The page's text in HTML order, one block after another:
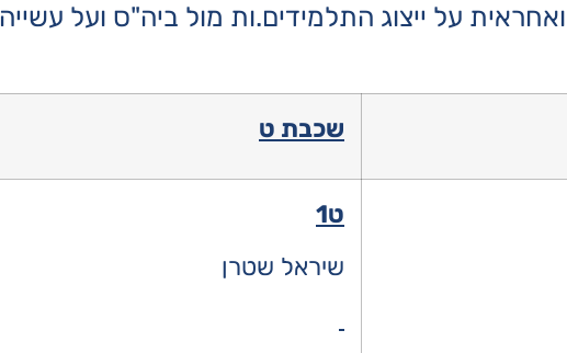
על ייצוג התלמידים.ות מול ביה"ס ועל עשייה
שכבת ט
ט1
שיראל שטרן